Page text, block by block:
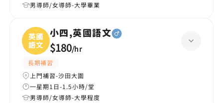
男導師/女導師-大學畢業
英國
語文
小四,英國語文
$180/hr
長期補習
上門補習-沙田大圍
一星期1日-1.5小時/堂
男導師/女導師-大學程度